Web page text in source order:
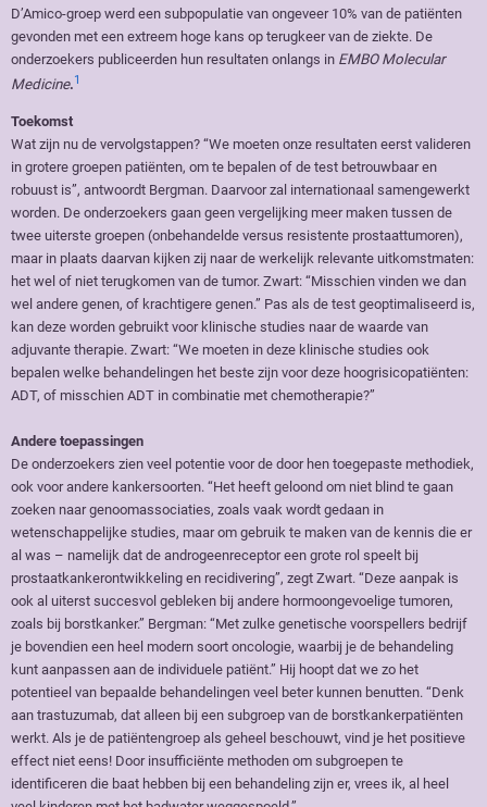
D’Amico-groep werd een subpopulatie van ongeveer 10% van de patiënten
gevonden met een extreem hoge kans op terugkeer van de ziekte. De
onderzoekers publiceerden hun resultaten onlangs in EMBO Molecular
Medicine.1
Toekomst
Wat zijn nu de vervolgstappen? “We moeten onze resultaten eerst valideren
in grotere groepen patiënten, om te bepalen of de test betrouwbaar en
robuust is”, antwoordt Bergman. Daarvoor zal internationaal samengewerkt
worden. De onderzoekers gaan geen vergelijking meer maken tussen de
twee uiterste groepen (onbehandelde versus resistente prostaattumoren),
maar in plaats daarvan kijken zij naar de werkelijk relevante uitkomstmaten:
het wel of niet terugkomen van de tumor. Zwart: “Misschien vinden we dan
wel andere genen, of krachtigere genen.” Pas als de test geoptimaliseerd is,
kan deze worden gebruikt voor klinische studies naar de waarde van
adjuvante therapie. Zwart: “We moeten in deze klinische studies ook
bepalen welke behandelingen het beste zijn voor deze hoogrisicopatiënten:
ADT, of misschien ADT in combinatie met chemotherapie?”
Andere toepassingen
De onderzoekers zien veel potentie voor de door hen toegepaste methodiek,
ook voor andere kankersoorten. “Het heeft geloond om niet blind te gaan
zoeken naar genoomassociaties, zoals vaak wordt gedaan in
wetenschappelijke studies, maar om gebruik te maken van de kennis die er
al was – namelijk dat de androgeenreceptor een grote rol speelt bij
prostaatkankerontwikkeling en recidivering”, zegt Zwart. “Deze aanpak is
ook al uiterst succesvol gebleken bij andere hormoongevoelige tumoren,
zoals bij borstkanker.” Bergman: “Met zulke genetische voorspellers bedrijf
je bovendien een heel modern soort oncologie, waarbij je de behandeling
kunt aanpassen aan de individuele patiënt.” Hij hoopt dat we zo het
potentieel van bepaalde behandelingen veel beter kunnen benutten. “Denk
aan trastuzumab, dat alleen bij een subgroep van de borstkankerpatiënten
werkt. Als je de patiëntengroep als geheel beschouwt, vind je het positieve
effect niet eens! Door insufficiënte methoden om subgroepen te
identificeren die baat hebben bij een behandeling zijn er, vrees ik, al heel